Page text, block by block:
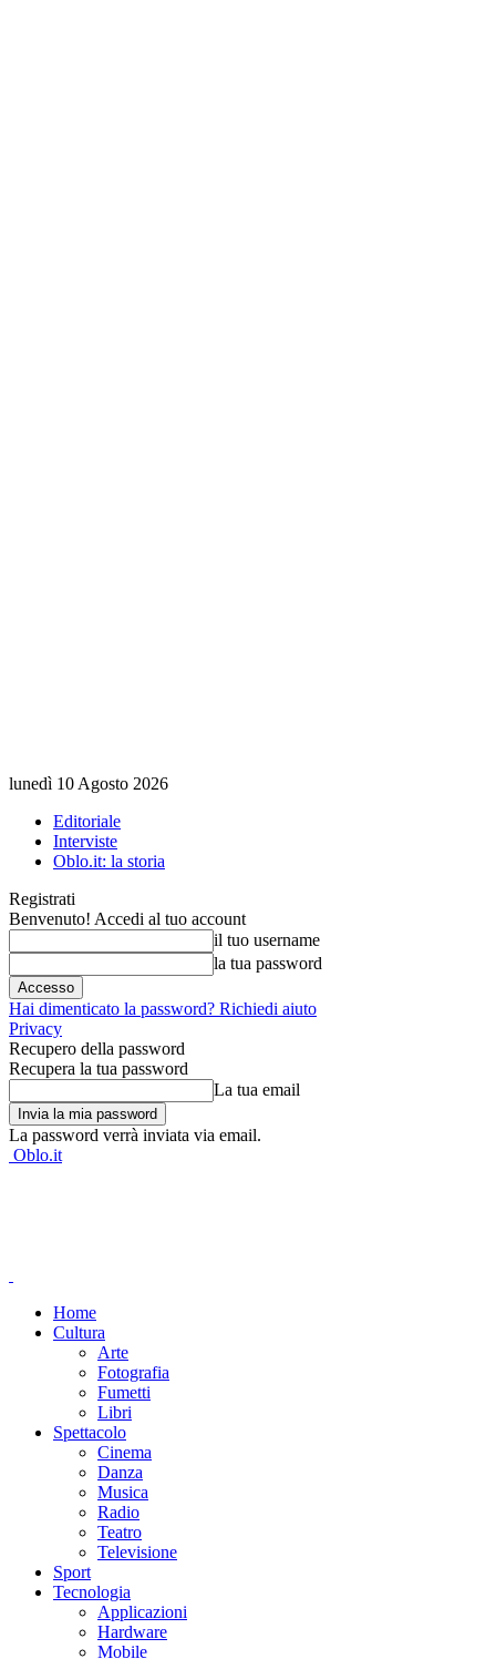
lunedì 10 Agosto 2026
Editoriale
Interviste
Oblo.it: la storia
Registrati
Benvenuto! Accedi al tuo account
il tuo username
la tua password
Hai dimenticato la password? Richiedi aiuto
Privacy
Recupero della password
Recupera la tua password
La tua email
La password verrà inviata via email.
Oblo.it
Home
Cultura
Arte
Fotografia
Fumetti
Libri
Spettacolo
Cinema
Danza
Musica
Radio
Teatro
Televisione
Sport
Tecnologia
Applicazioni
Hardware
Mobile